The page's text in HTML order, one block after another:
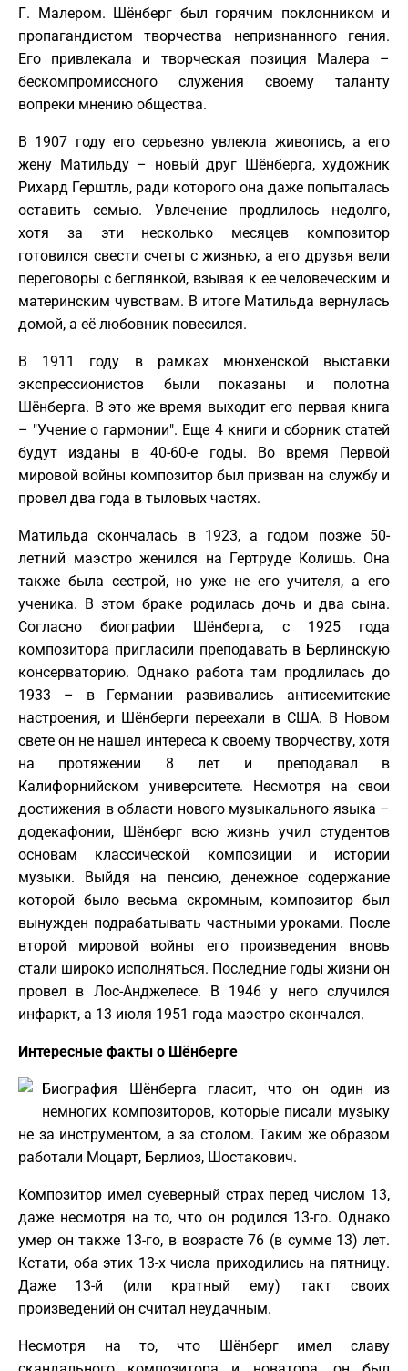
Г. Малером. Шёнберг был горячим поклонником и
пропагандистом творчества непризнанного гения.
Его привлекала и творческая позиция Малера –
бескомпромиссного служения своему таланту
вопреки мнению общества.
В 1907 году его серьезно увлекла живопись, а его
жену Матильду – новый друг Шёнберга, художник
Рихард Герштль, ради которого она даже попыталась
оставить семью. Увлечение продлилось недолго,
хотя за эти несколько месяцев композитор
готовился свести счеты с жизнью, а его друзья вели
переговоры с беглянкой, взывая к ее человеческим и
материнским чувствам. В итоге Матильда вернулась
домой, а её любовник повесился.
В 1911 году в рамках мюнхенской выставки
экспрессионистов были показаны и полотна
Шёнберга. В это же время выходит его первая книга
– "Учение о гармонии". Еще 4 книги и сборник статей
будут изданы в 40-60-е годы. Во время Первой
мировой войны композитор был призван на службу и
провел два года в тыловых частях.
Матильда скончалась в 1923, а годом позже 50-
летний маэстро женился на Гертруде Колишь. Она
также была сестрой, но уже не его учителя, а его
ученика. В этом браке родилась дочь и два сына.
Согласно биографии Шёнберга, с 1925 года
композитора пригласили преподавать в Берлинскую
консерваторию. Однако работа там продлилась до
1933 – в Германии развивались антисемитские
настроения, и Шёнберги переехали в США. В Новом
свете он не нашел интереса к своему творчеству, хотя
на протяжении 8 лет и преподавал в
Калифорнийском университете. Несмотря на свои
достижения в области нового музыкального языка –
додекафонии, Шёнберг всю жизнь учил студентов
основам классической композиции и истории
музыки. Выйдя на пенсию, денежное содержание
которой было весьма скромным, композитор был
вынужден подрабатывать частными уроками. После
второй мировой войны его произведения вновь
стали широко исполняться. Последние годы жизни он
провел в Лос-Анджелесе. В 1946 у него случился
инфаркт, а 13 июля 1951 года маэстро скончался.
Интересные факты о Шёнберге
Биография Шёнберга гласит, что он один из
немногих композиторов, которые писали музыку
не за инструментом, а за столом. Таким же образом
работали Моцарт, Берлиоз, Шостакович.
Композитор имел суеверный страх перед числом 13,
даже несмотря на то, что он родился 13-го. Однако
умер он также 13-го, в возрасте 76 (в сумме 13) лет.
Кстати, оба этих 13-х числа приходились на пятницу.
Даже 13-й (или кратный ему) такт своих
произведений он считал неудачным.
Несмотря на то, что Шёнберг имел славу